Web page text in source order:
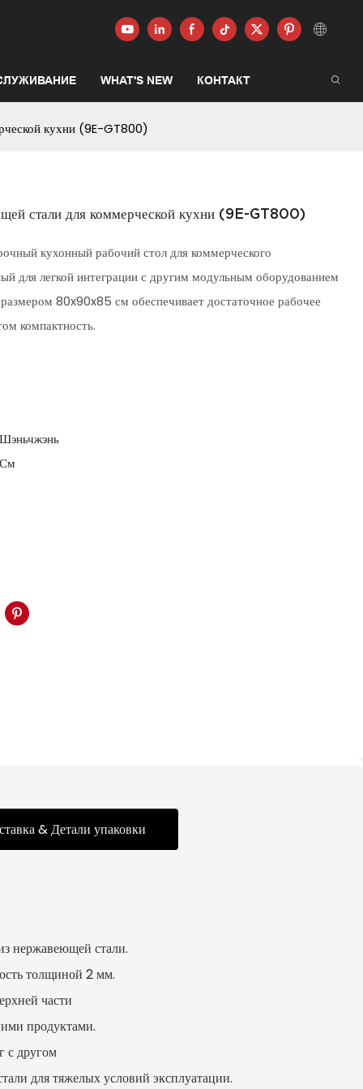
WHAT'S NEW КОНТАКТ
кухни (9E-GT800)
стали для коммерческой кухни (9E-GT800)
кухонный рабочий стол для коммерческого
для легкой интеграции с другим модульным оборудованием
80x90x85 см обеспечивает достаточное рабочее
компактность.
& Детали упаковки
нержавеющей стали.
толщиной 2 мм.
части
продуктами.
с другом
для тяжелых условий эксплуатации.